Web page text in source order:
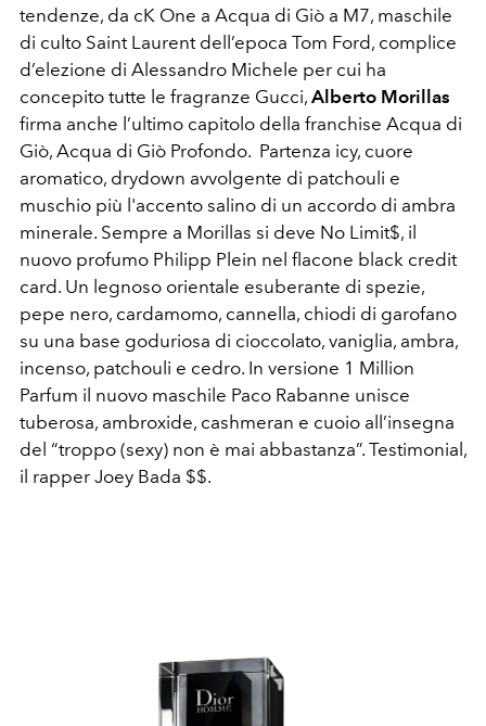
tendenze, da cK One a Acqua di Giò a M7, maschile
di culto Saint Laurent dell’epoca Tom Ford, complice
d’elezione di Alessandro Michele per cui ha
concepito tutte le fragranze Gucci, Alberto Morillas
firma anche l’ultimo capitolo della franchise Acqua di
Giò, Acqua di Giò Profondo. Partenza icy, cuore
aromatico, drydown avvolgente di patchouli e
muschio più l'accento salino di un accordo di ambra
minerale. Sempre a Morillas si deve No Limit$, il
nuovo profumo Philipp Plein nel flacone black credit
card. Un legnoso orientale esuberante di spezie,
pepe nero, cardamomo, cannella, chiodi di garofano
su una base goduriosa di cioccolato, vaniglia, ambra,
incenso, patchouli e cedro. In versione 1 Million
Parfum il nuovo maschile Paco Rabanne unisce
tuberosa, ambroxide, cashmeran e cuoio all’insegna
del “troppo (sexy) non è mai abbastanza”. Testimonial,
il rapper Joey Bada $$.